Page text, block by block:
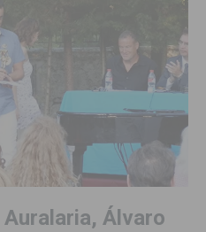
Álvaro